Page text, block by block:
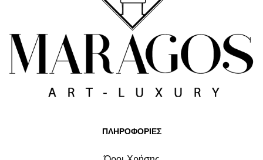
ΠΛΗΡΟΦΟΡΙΕΣ